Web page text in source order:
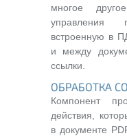
многое
управления
встроенную в
и между
ссылки.
ОБРАБОТКА
Компонент
действия,
в документе